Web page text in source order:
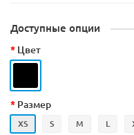
Доступные опции
Цвет
Размер
XS S M L